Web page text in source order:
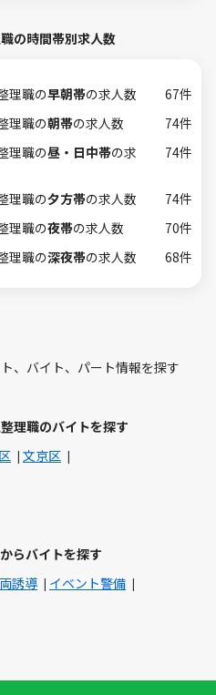
の時間帯別求人数
理職の早朝帯の求人数
67件
理職の朝帯の求人数
74件
理職の昼・日中帯の求
74件
理職の夕方帯の求人数
74件
理職の夜帯の求人数
70件
理職の深夜帯の求人数 68件
、バイト、パート情報を探す
理職のバイトを探す
文京区
らバイトを探す
誘導
イベント警備